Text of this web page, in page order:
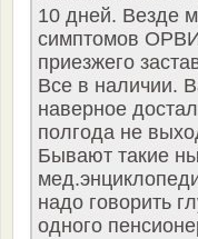
10 дней. Везде
симптомов
приезжего
Все в наличии.
наверное
полгода не
Бывают такие
надо говорить
одного